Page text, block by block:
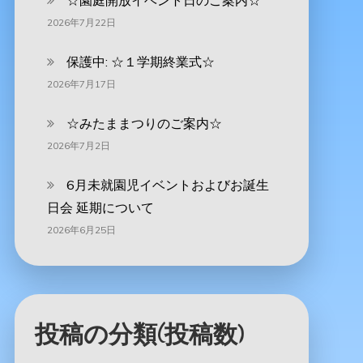
2026年7月22日
保護中: ☆１学期終業式☆
2026年7月17日
☆みたままつりのご案内☆
2026年7月2日
6月未就園児イベントおよびお誕生
日会 延期について
2026年6月25日
投稿の分類(投稿数)